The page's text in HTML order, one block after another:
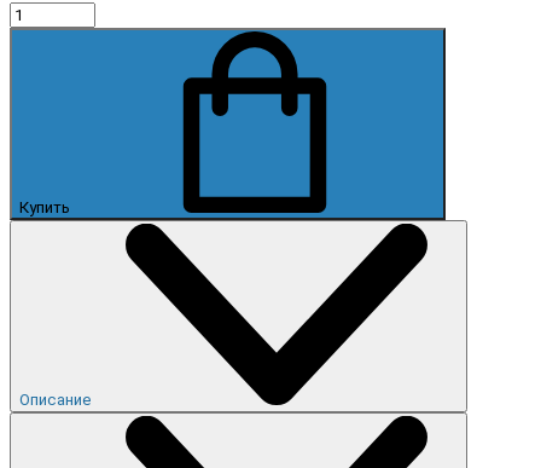
Купить
Описание